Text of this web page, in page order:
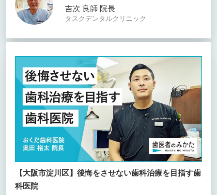
吉次 良師 院長
タスクデンタルクリニック
【大阪市淀川区】後悔をさせない歯科治療を目指す歯
科医院